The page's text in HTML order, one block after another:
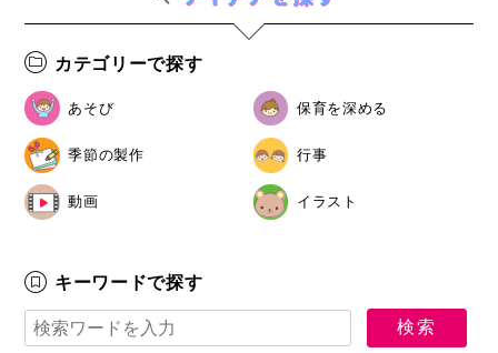
カテゴリーで探す
あそび 保育を深める
季節の製作 行事
動画 イラスト
キーワードで探す